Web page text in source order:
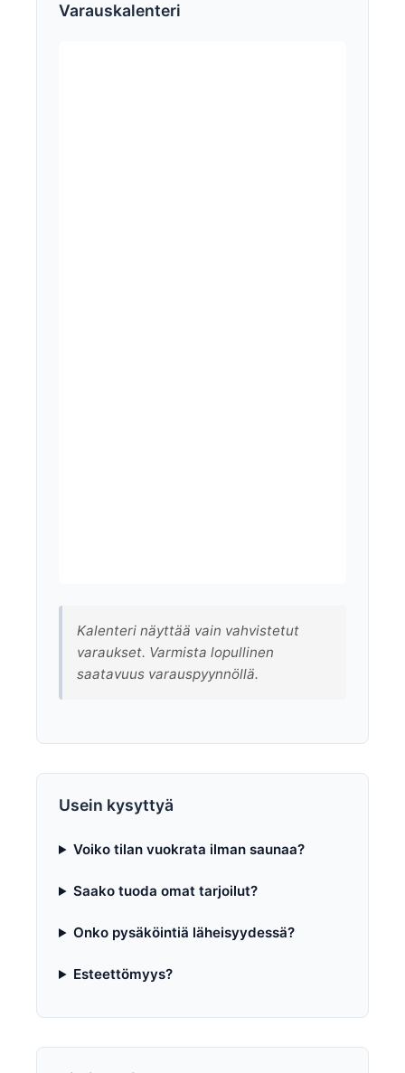
Varauskalenteri
Kalenteri näyttää vain vahvistetut
varaukset. Varmista lopullinen
saatavuus varauspyynnöllä.
Usein kysyttyä
Voiko tilan vuokrata ilman saunaa?
Saako tuoda omat tarjoilut?
Onko pysäköintiä läheisyydessä?
Esteettömyys?